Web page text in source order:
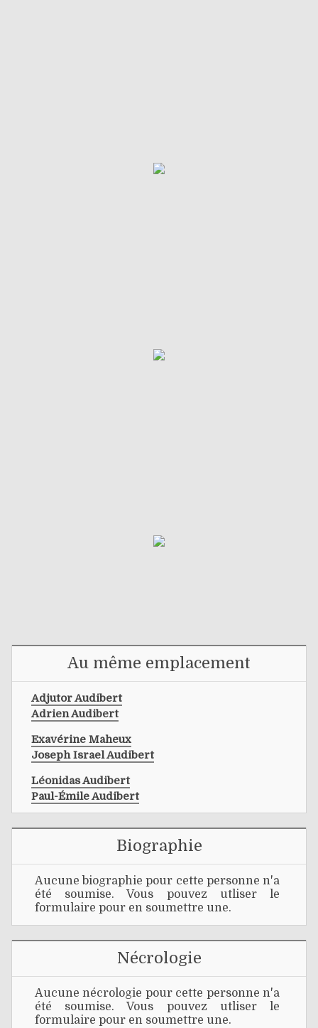
Au même emplacement
Adjutor Audibert
Adrien Audibert
Exavérine Maheux
Joseph Israel Audibert
Léonidas Audibert
Paul-Émile Audibert
Biographie
Aucune biographie pour cette personne n'a
été soumise. Vous pouvez utliser le
formulaire pour en soumettre une.
Nécrologie
Aucune nécrologie pour cette personne n'a
été soumise. Vous pouvez utliser le
formulaire pour en soumettre une.